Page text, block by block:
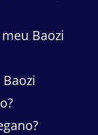
Baozi